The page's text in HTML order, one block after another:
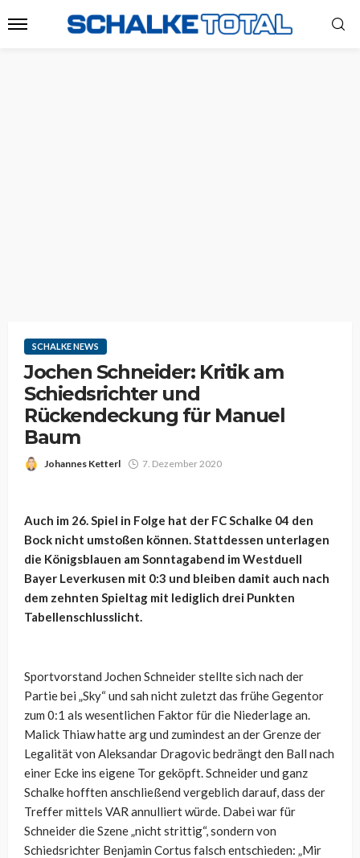
SCHALKE NEWS
Jochen Schneider: Kritik am
Schiedsrichter und
Rückendeckung für Manuel
Baum
Johannes Ketterl 7. Dezember 2020
Auch im 26. Spiel in Folge hat der FC Schalke 04 den
Bock nicht umstoßen können. Stattdessen unterlagen
die Königsblauen am Sonntagabend im Westduell
Bayer Leverkusen mit 0:3 und bleiben damit auch nach
dem zehnten Spieltag mit lediglich drei Punkten
Tabellenschlusslicht.
Sportvorstand Jochen Schneider stellte sich nach der
Partie bei „Sky“ und sah nicht zuletzt das frühe Gegentor
zum 0:1 als wesentlichen Faktor für die Niederlage an.
Malick Thiaw hatte arg und zumindest an der Grenze der
Legalität von Aleksandar Dragovic bedrängt den Ball nach
einer Ecke ins eigene Tor geköpft. Schneider und ganz
Schalke hofften anschließend vergeblich darauf, dass der
Treffer mittels VAR annulliert würde. Dabei war für
Schneider die Szene „nicht strittig“, sondern von
Schiedsrichter Benjamin Cortus falsch entschieden: „Mir